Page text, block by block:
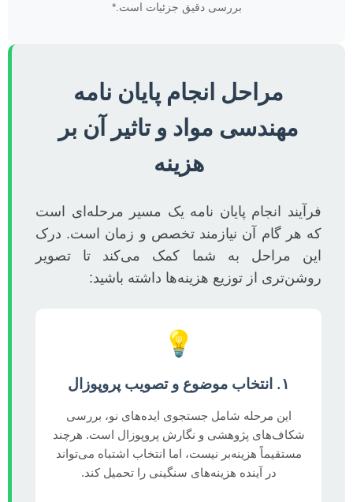
بررسی دقیق جزئیات است.*
مراحل انجام پایان نامه
مهندسی مواد و تاثیر آن بر
هزینه
فرآیند انجام پایان نامه یک مسیر مرحله‌ای است
که هر گام آن نیازمند تخصص و زمان است. درک
این مراحل به شما کمک می‌کند تا تصویر
روشن‌تری از توزیع هزینه‌ها داشته باشید:
💡
۱. انتخاب موضوع و تصویب پروپوزال
این مرحله شامل جستجوی ایده‌های نو، بررسی
شکاف‌های پژوهشی و نگارش پروپوزال است. هرچند
مستقیماً هزینه‌بر نیست، اما انتخاب اشتباه می‌تواند
در آینده هزینه‌های سنگینی را تحمیل کند.